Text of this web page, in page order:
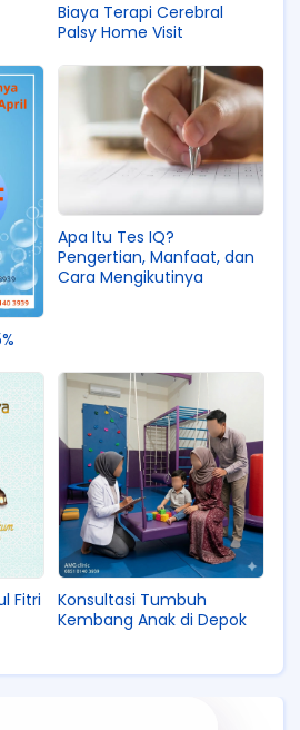
Biaya Terapi Cerebral
Palsy Home Visit
Apa Itu Tes IQ?
Pengertian, Manfaat, dan
Cara Mengikutinya
Fitri
Konsultasi Tumbuh
Kembang Anak di Depok